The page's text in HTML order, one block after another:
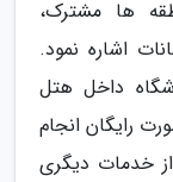
ها مشترک،
اشاره نمود.
داخل هتل
رایگان انجام
خدمات دیگری